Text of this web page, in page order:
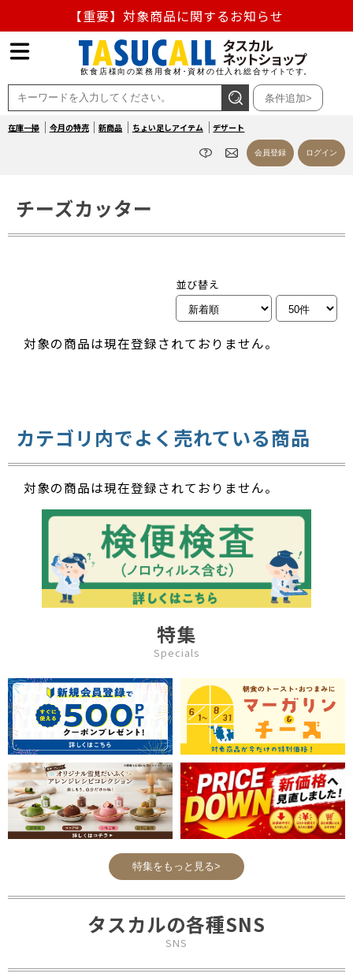
【重要】対象商品に関するお知らせ
【重要】熊本地震の影響による商品出荷停止のお知らせ
熊本県熊本地方を震源とする地震の影響によるお荷物のお
届け遅延について
条件追加>
在庫一掃 今月の特売 新商品 ちょい足しアイテム デザート
会員登録 ログイン
チーズカッター
並び替え
対象の商品は現在登録されておりません。
カテゴリ内でよく売れている商品
対象の商品は現在登録されておりません。
特集
Specials
特集をもっと見る>
タスカルの各種SNS
SNS